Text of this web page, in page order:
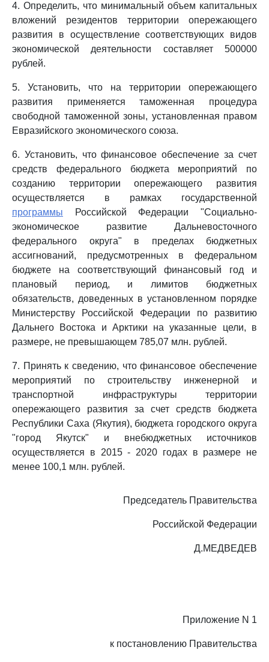
4. Определить, что минимальный объем капитальных
вложений резидентов территории опережающего
развития в осуществление соответствующих видов
экономической деятельности составляет 500000
рублей.
5. Установить, что на территории опережающего
развития применяется таможенная процедура
свободной таможенной зоны, установленная правом
Евразийского экономического союза.
6. Установить, что финансовое обеспечение за счет
средств федерального бюджета мероприятий по
созданию территории опережающего развития
осуществляется в рамках государственной
программы Российской Федерации "Социально-
экономическое развитие Дальневосточного
федерального округа" в пределах бюджетных
ассигнований, предусмотренных в федеральном
бюджете на соответствующий финансовый год и
плановый период, и лимитов бюджетных
обязательств, доведенных в установленном порядке
Министерству Российской Федерации по развитию
Дальнего Востока и Арктики на указанные цели, в
размере, не превышающем 785,07 млн. рублей.
7. Принять к сведению, что финансовое обеспечение
мероприятий по строительству инженерной и
транспортной инфраструктуры территории
опережающего развития за счет средств бюджета
Республики Саха (Якутия), бюджета городского округа
"город Якутск" и внебюджетных источников
осуществляется в 2015 - 2020 годах в размере не
менее 100,1 млн. рублей.
Председатель Правительства
Российской Федерации
Д.МЕДВЕДЕВ
Приложение N 1
к постановлению Правительства